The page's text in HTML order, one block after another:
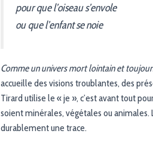
pour que l’oiseau s’envole
ou que l’enfant se noie
Comme un univers mort lointain et
accueille des visions troublantes, des
Tirard utilise le « je », c’est avant tout
soient minérales, végétales ou animales.
durablement une trace.